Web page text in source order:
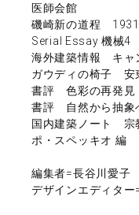
医師会館
磯崎新の道程
Serial Essay 機械
海外建築情報 キャ
ガウディの椅子 安
書評 色彩の再発
書評 自然から抽象
国内建築ノート 宗
ポ・スペッキオ 編
編集者=長谷川愛子
デザインエディター